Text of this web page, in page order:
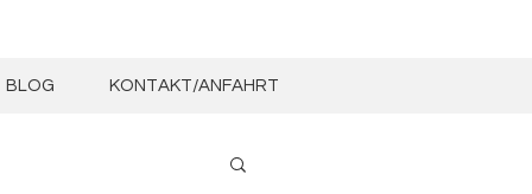
BLOG KONTAKT/ANFAHRT